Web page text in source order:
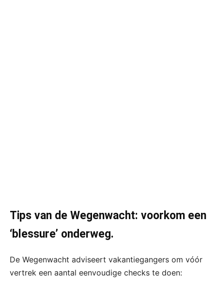
Tips van de Wegenwacht: voorkom een
‘blessure’ onderweg.
De Wegenwacht adviseert vakantiegangers om vóór
vertrek een aantal eenvoudige checks te doen: